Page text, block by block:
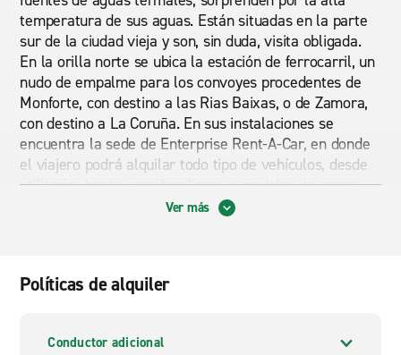
temperatura de sus aguas. Están situadas en la parte
sur de la ciudad vieja y son, sin duda, visita obligada.
En la orilla norte se ubica la estación de ferrocarril, un
nudo de empalme para los convoyes procedentes de
Monforte, con destino a las Rias Baixas, o de Zamora,
con destino a La Coruña. En sus instalaciones se
encuentra la sede de Enterprise Rent-A-Car, en donde
el viajero podrá alquilar todo tipo de vehículos, desde
utilitarios hasta vans familiares o modelos de carga,
para disfrutar con total libertad de su estancia en
de tren de Ourense
vehículos directamente en las oficinas de la empresa,
Ver más
Políticas de alquiler
Conductor adicional